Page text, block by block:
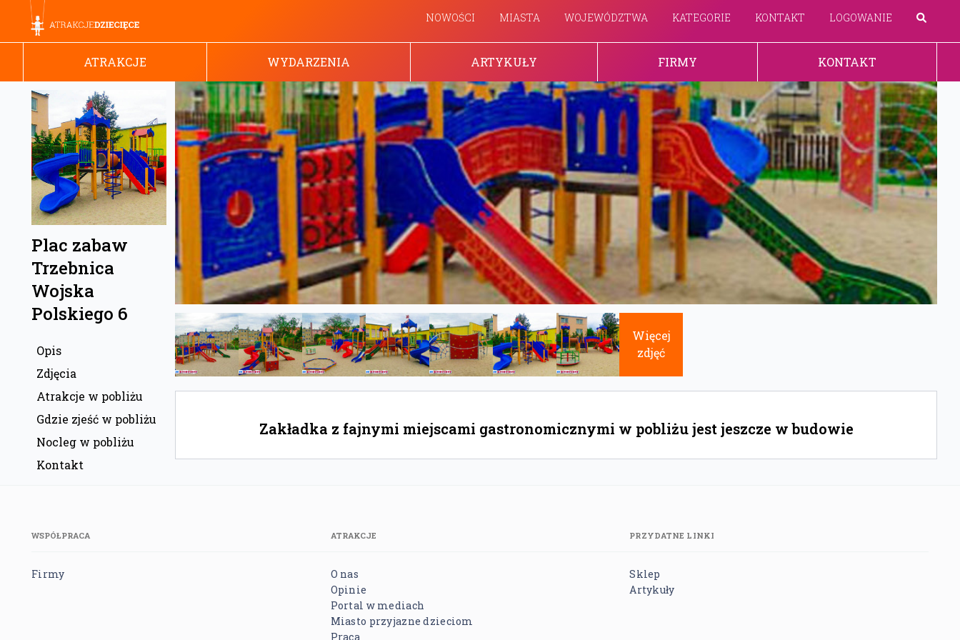
NOWOŚCI MIASTA WOJEWÓDZTWA KATEGORIE KONTAKT LOGOWANIE
ATRAKCJE WYDARZENIA ARTYKUŁY FIRMY KONTAKT
Plac zabaw
Trzebnica
Wojska
Polskiego 6
Opis
Zdjęcia
Atrakcje w pobliżu
Gdzie zjeść w pobliżu
Nocleg w pobliżu
Kontakt
Więcej
zdjęć
Zakładka z fajnymi miejscami gastronomicznymi w pobliżu jest jeszcze w budowie
WSPÓŁPRACA
Firmy
ATRAKCJE
O nas
Opinie
Portal w mediach
Miasto przyjazne dzieciom
Praca
PRZYDATNE LINKI
Sklep
Artykuły